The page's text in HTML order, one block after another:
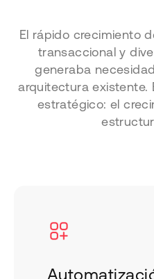
El rápido crecimiento
transaccional y
generaba
arquitectura existente.
estratégico: el